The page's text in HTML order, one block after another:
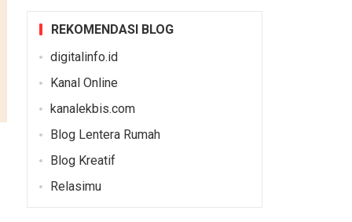
REKOMENDASI BLOG
digitalinfo.id
Kanal Online
kanalekbis.com
Blog Lentera Rumah
Blog Kreatif
Relasimu